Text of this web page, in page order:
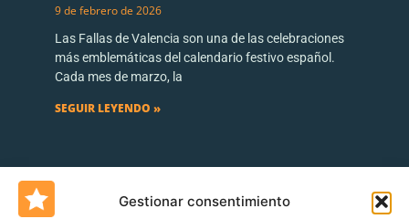
Gestionar consentimiento
9 de febrero de 2026
Las Fallas de Valencia son una de las celebraciones
más emblemáticas del calendario festivo español.
Cada mes de marzo, la
SEGUIR LEYENDO »